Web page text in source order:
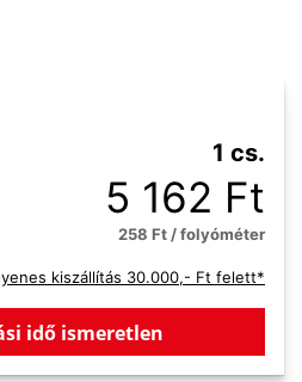
1 cs.
5 162 Ft
258 Ft / folyóméter
kiszállítás 30.000,- Ft felett*
idő ismeretlen